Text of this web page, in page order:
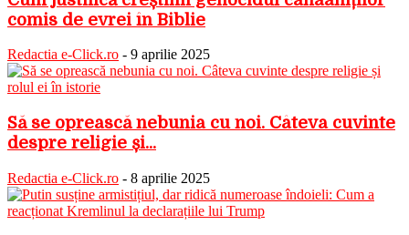
comis de evrei în Biblie
Redactia e-Click.ro - 9 aprilie 2025
Să se oprească nebunia cu noi. Câteva cuvinte
despre religie și...
Redactia e-Click.ro - 8 aprilie 2025